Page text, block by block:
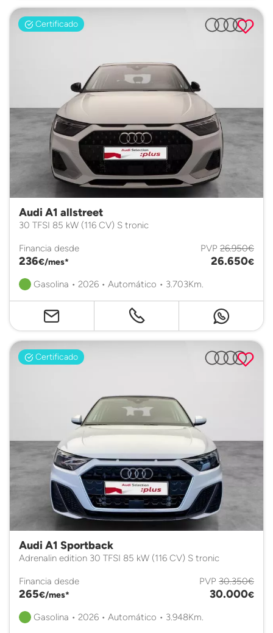
Certificado
Audi A1 allstreet
30 TFSI 85 kW (116 CV) S tronic
Financia desde
236€/mes*
PVP 26.950€
26.650€
Gasolina • 2026 • Automático • 3.703Km.
Certificado
Audi A1 Sportback
Adrenalin edition 30 TFSI 85 kW (116 CV) S tronic
Financia desde
265€/mes*
PVP 30.350€
30.000€
Gasolina • 2026 • Automático • 3.948Km.